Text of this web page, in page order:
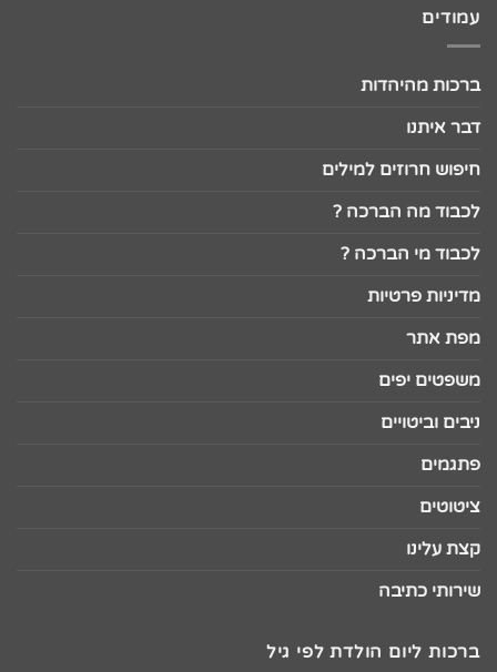
עמודים
ברכות מהיהדות
דבר איתנו
חיפוש חרוזים למילים
לכבוד מה הברכה ?
לכבוד מי הברכה ?
מדיניות פרטיות
מפת אתר
משפטים יפים
ניבים וביטויים
פתגמים
ציטוטים
קצת עלינו
שירותי כתיבה
ברכות ליום הולדת לפי גיל